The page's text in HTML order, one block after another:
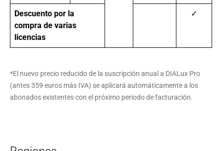
Descuento por la
compra de varias
licencias
✓
*El nuevo precio reducido de la suscripción anual a DIALux Pro
(antes 359 euros más IVA) se aplicará automáticamente a los
abonados existentes con el próximo periodo de facturación.